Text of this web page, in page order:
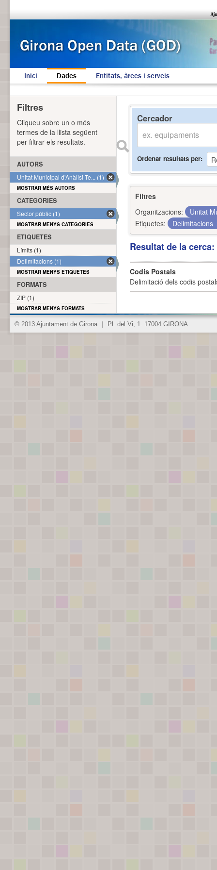
Inici Dades Entitats, àrees i serveis
Cercador
Ordenar resultats per
Filtres
Organitzacions:
Unitat
Etiquetes:
Delimitacions
Resultat de la
Codis Postals
Delimitació dels codis
Filtres
Cliqueu sobre un o més
termes de la llista següent
per filtrar els resultats.
AUTORS
Unitat Municipal d'Anàlisi Te... (1)
MOSTRAR MÉS AUTORS
CATEGORIES
Sector públic (1)
MOSTRAR MENYS CATEGORIES
ETIQUETES
Límits (1)
Delimitacions (1)
MOSTRAR MENYS ETIQUETES
FORMATS
ZIP (1)
MOSTRAR MENYS FORMATS
© 2013 Ajuntament de Girona Pl. del Vi, 1. 17004 GIRONA